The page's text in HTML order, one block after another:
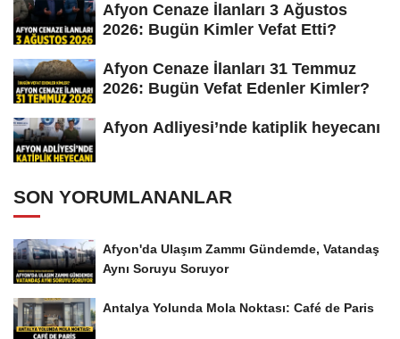
Afyon Cenaze İlanları 3 Ağustos
2026: Bugün Kimler Vefat Etti?
Afyon Cenaze İlanları 31 Temmuz
2026: Bugün Vefat Edenler Kimler?
Afyon Adliyesi’nde katiplik heyecanı
SON YORUMLANANLAR
Afyon'da Ulaşım Zammı Gündemde, Vatandaş
Aynı Soruyu Soruyor
Antalya Yolunda Mola Noktası: Café de Paris